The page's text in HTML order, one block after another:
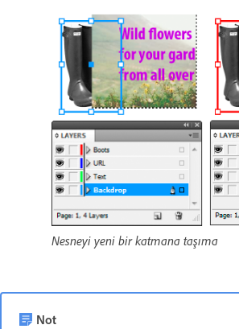
Nesneyi yeni bir katmana taşıma
Not